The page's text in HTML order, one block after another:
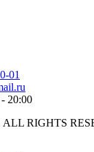
01
20:00
RIGHTS